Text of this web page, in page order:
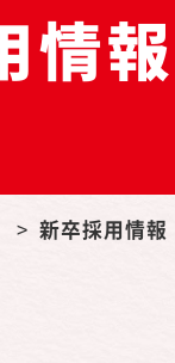
情報
新卒採用情報